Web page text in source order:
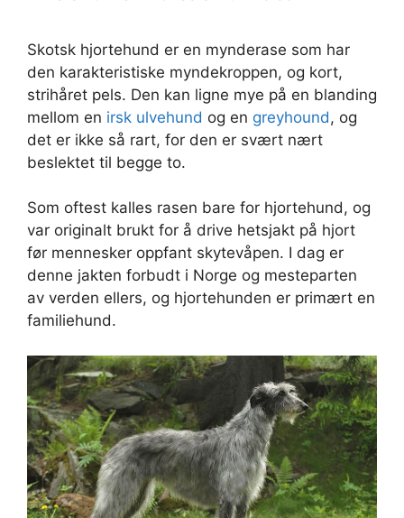
Skotsk hjortehund er en mynderase som har
den karakteristiske myndekroppen, og kort,
strihåret pels. Den kan ligne mye på en blanding
mellom en irsk ulvehund og en greyhound, og
det er ikke så rart, for den er svært nært
beslektet til begge to.
Som oftest kalles rasen bare for hjortehund, og
var originalt brukt for å drive hetsjakt på hjort
før mennesker oppfant skytevåpen. I dag er
denne jakten forbudt i Norge og mesteparten
av verden ellers, og hjortehunden er primært en
familiehund.